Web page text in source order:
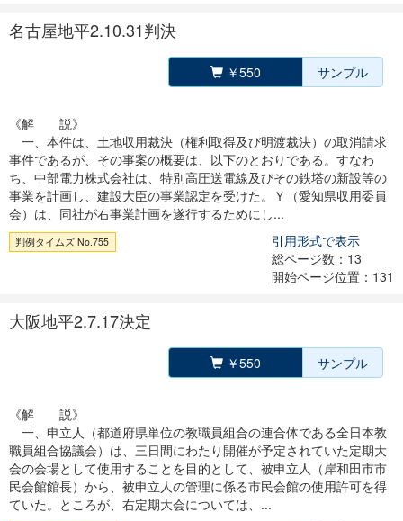
名古屋地平2.10.31判決
￥550 サンプル
《解 説》
一、本件は、土地収用裁決（権利取得及び明渡裁決）の取消請求
事件であるが、その事案の概要は、以下のとおりである。すなわ
ち、中部電力株式会社は、特別高圧送電線及びその鉄塔の新設等の
事業を計画し、建設大臣の事業認定を受けた。Ｙ（愛知県収用委員
会）は、同社が右事業計画を遂行するためにし...
判例タイムズ No.755
引用形式で表示
総ページ数：13
開始ページ位置：131
大阪地平2.7.17決定
￥550 サンプル
《解 説》
一、申立人（都道府県単位の教職員組合の連合体である全日本教
職員組合協議会）は、三日間にわたり開催が予定されていた定期大
会の会場として使用することを目的として、被申立人（岸和田市市
民会館館長）から、被申立人の管理に係る市民会館の使用許可を得
ていた。ところが、右定期大会については、...